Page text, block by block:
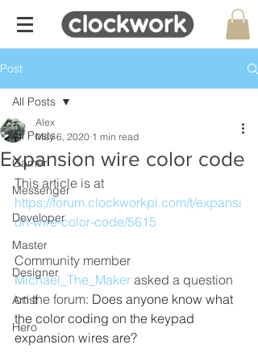
Post
All Posts
Gamer
Messenger
Developer
Master
Designer
Artist
Hero
All Posts
Expansion wire color code
Alex
May 6, 2020 1 min read
This article is at
https://forum.clockworkpi.com/t/expansi
on-wire-color-code/5615
Community member
Michael_The_Maker asked a question
on the forum: Does anyone know what
the color coding on the keypad
expansion wires are?